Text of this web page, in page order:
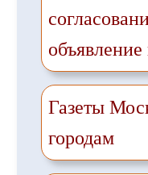
объявление
Газеты
городам